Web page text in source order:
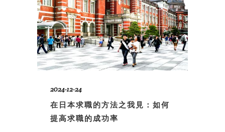
2024-12-24
在日本求職的方法之我見：如何
提高求職的成功率